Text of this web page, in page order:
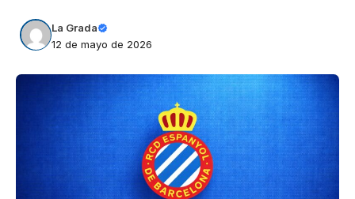
La Grada
12 de mayo de 2026